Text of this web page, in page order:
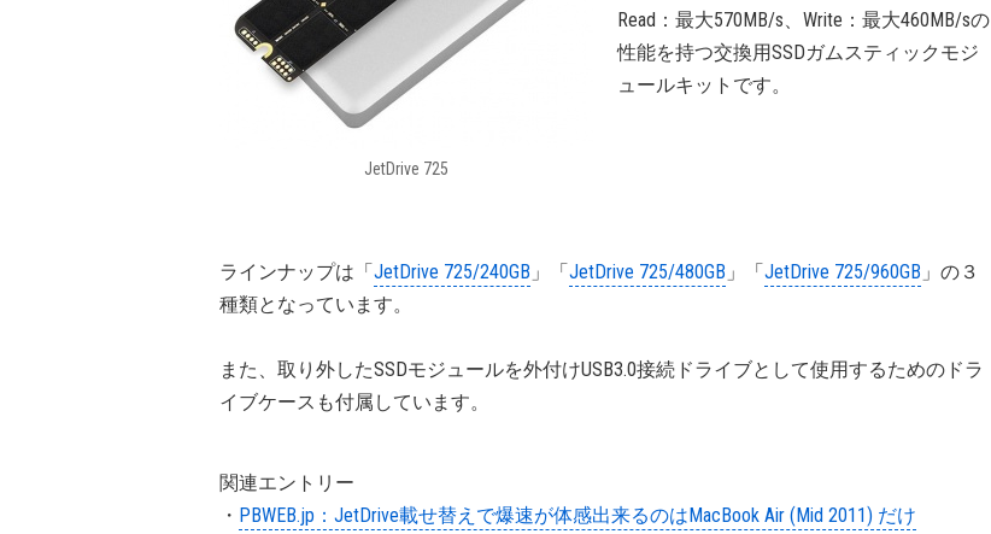
JetDrive 725
Read：最大570MB/s、Write：最大460MB/sの
性能を持つ交換用SSDガムスティックモジ
ュールキットです。
ラインナップは「JetDrive 725/240GB 」「JetDrive 725/480GB 」「JetDrive 725/960GB 」の３
種類となっています。
また、取り外したSSDモジュールを外付けUSB3.0接続ドライブとして使用するためのドラ
イブケースも付属しています。
関連エントリー
・ PBWEB.jp：JetDrive載せ替えで爆速が体感出来るのはMacBook Air (Mid 2011) だけ